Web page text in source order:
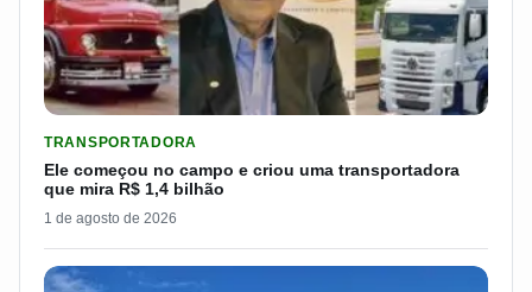
TRANSPORTADORA
Ele começou no campo e criou uma transportadora
que mira R$ 1,4 bilhão
1 de agosto de 2026